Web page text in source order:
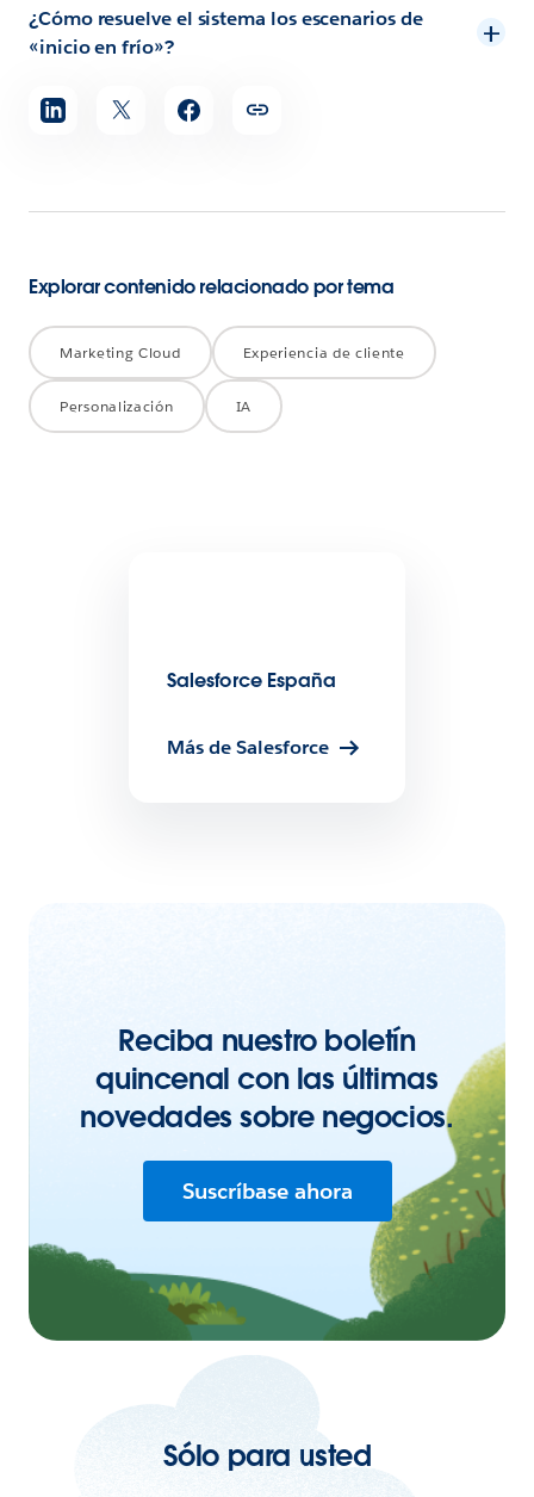
¿Cómo resuelve el sistema los escenarios de
«inicio en frío»?
Compartir
artículo
Explorar contenido relacionado por tema
Marketing Cloud Experiencia de cliente
Personalización IA
Salesforce España
Más de Salesforce
Reciba nuestro boletín
quincenal con las últimas
novedades sobre negocios.
Suscríbase ahora
Sólo para usted